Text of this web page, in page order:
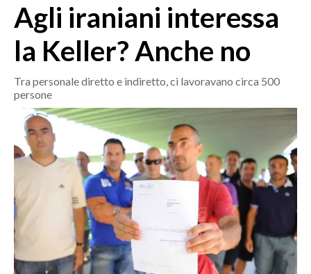
SASSARI E PROVINCIA
GALLURA
OGLIASTRA
AGENDA
CRONACA
ITALIA
POLITICA
ECONOMIA
Agli iraniani interessa
la Keller? Anche no
Tra personale diretto e indiretto, ci lavoravano circa 500
persone